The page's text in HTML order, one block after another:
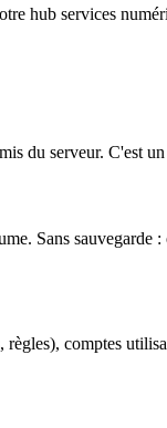
hub services
du serveur. C'est
Sans sauvegarde
comptes